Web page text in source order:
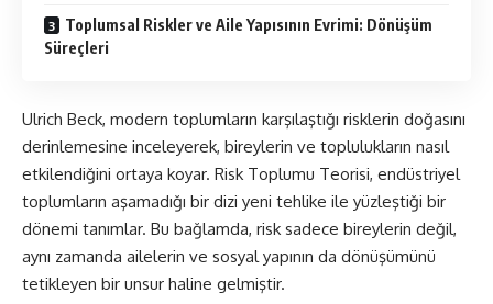
Toplumsal Riskler ve Aile Yapısının Evrimi: Dönüşüm
Süreçleri
Ulrich Beck, modern toplumların karşılaştığı risklerin doğasını
derinlemesine inceleyerek, bireylerin ve toplulukların nasıl
etkilendiğini ortaya koyar. Risk Toplumu Teorisi, endüstriyel
toplumların aşamadığı bir dizi yeni tehlike ile yüzleştiği bir
dönemi tanımlar. Bu bağlamda, risk sadece bireylerin değil,
aynı zamanda ailelerin ve sosyal yapının da dönüşümünü
tetikleyen bir unsur haline gelmiştir.